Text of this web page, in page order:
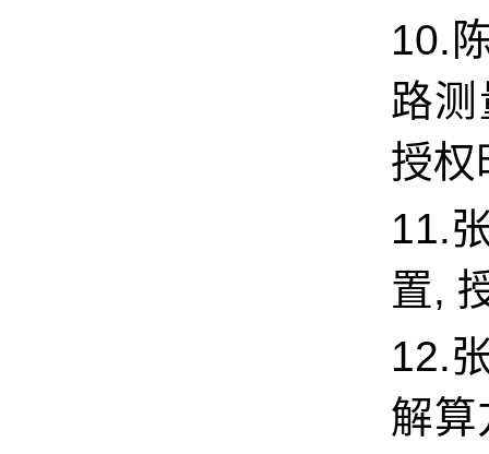
10.
路
授权
11.
置,
12.
解算